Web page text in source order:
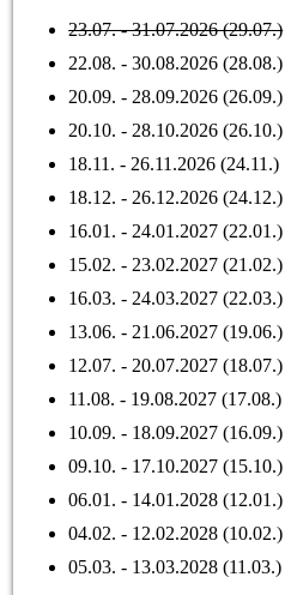
23.07. - 31.07.2026 (29.07.)
22.08. - 30.08.2026 (28.08.)
20.09. - 28.09.2026 (26.09.)
20.10. - 28.10.2026 (26.10.)
18.11. - 26.11.2026 (24.11.)
18.12. - 26.12.2026 (24.12.)
16.01. - 24.01.2027 (22.01.)
15.02. - 23.02.2027 (21.02.)
16.03. - 24.03.2027 (22.03.)
13.06. - 21.06.2027 (19.06.)
12.07. - 20.07.2027 (18.07.)
11.08. - 19.08.2027 (17.08.)
10.09. - 18.09.2027 (16.09.)
09.10. - 17.10.2027 (15.10.)
06.01. - 14.01.2028 (12.01.)
04.02. - 12.02.2028 (10.02.)
05.03. - 13.03.2028 (11.03.)